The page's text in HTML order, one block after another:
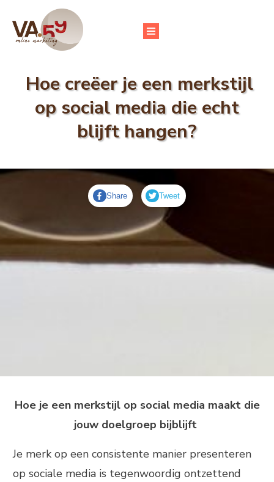
Hoe creëer je een merkstijl
op social media die echt
blijft hangen?
Share Tweet
Hoe je een merkstijl op social media maakt die
jouw doelgroep bijblijft
Je merk op een consistente manier presenteren
op sociale media is tegenwoordig ontzettend